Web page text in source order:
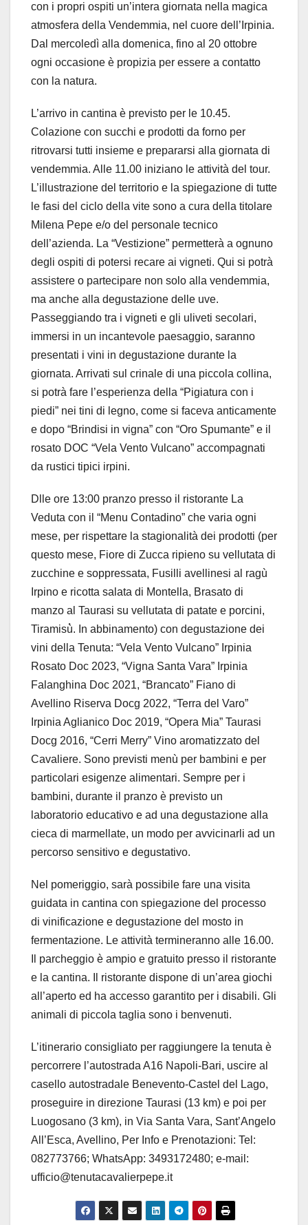
con i propri ospiti un’intera giornata nella magica
atmosfera della Vendemmia, nel cuore dell’Irpinia.
Dal mercoledì alla domenica, fino al 20 ottobre
ogni occasione è propizia per essere a contatto
con la natura.
L’arrivo in cantina è previsto per le 10.45.
Colazione con succhi e prodotti da forno per
ritrovarsi tutti insieme e prepararsi alla giornata di
vendemmia. Alle 11.00 iniziano le attività del tour.
L’illustrazione del territorio e la spiegazione di tutte
le fasi del ciclo della vite sono a cura della titolare
Milena Pepe e/o del personale tecnico
dell’azienda. La “Vestizione” permetterà a ognuno
degli ospiti di potersi recare ai vigneti. Qui si potrà
assistere o partecipare non solo alla vendemmia,
ma anche alla degustazione delle uve.
Passeggiando tra i vigneti e gli uliveti secolari,
immersi in un incantevole paesaggio, saranno
presentati i vini in degustazione durante la
giornata. Arrivati sul crinale di una piccola collina,
si potrà fare l’esperienza della “Pigiatura con i
piedi” nei tini di legno, come si faceva anticamente
e dopo “Brindisi in vigna” con “Oro Spumante” e il
rosato DOC “Vela Vento Vulcano” accompagnati
da rustici tipici irpini.
Dlle ore 13:00 pranzo presso il ristorante La
Veduta con il “Menu Contadino” che varia ogni
mese, per rispettare la stagionalità dei prodotti (per
questo mese, Fiore di Zucca ripieno su vellutata di
zucchine e soppressata, Fusilli avellinesi al ragù
Irpino e ricotta salata di Montella, Brasato di
manzo al Taurasi su vellutata di patate e porcini,
Tiramisù̀. In abbinamento) con degustazione dei
vini della Tenuta: “Vela Vento Vulcano” Irpinia
Rosato Doc 2023, “Vigna Santa Vara” Irpinia
Falanghina Doc 2021, “Brancato” Fiano di
Avellino Riserva Docg 2022, “Terra del Varo”
Irpinia Aglianico Doc 2019, “Opera Mia” Taurasi
Docg 2016, “Cerri Merry” Vino aromatizzato del
Cavaliere. Sono previsti menù per bambini e per
particolari esigenze alimentari. Sempre per i
bambini, durante il pranzo è previsto un
laboratorio educativo e ad una degustazione alla
cieca di marmellate, un modo per avvicinarli ad un
percorso sensitivo e degustativo.
Nel pomeriggio, sarà possibile fare una visita
guidata in cantina con spiegazione del processo
di vinificazione e degustazione del mosto in
fermentazione. Le attività termineranno alle 16.00.
Il parcheggio è ampio e gratuito presso il ristorante
e la cantina. Il ristorante dispone di un’area giochi
all’aperto ed ha accesso garantito per i disabili. Gli
animali di piccola taglia sono i benvenuti.
L’itinerario consigliato per raggiungere la tenuta è
percorrere l’autostrada A16 Napoli-Bari, uscire al
casello autostradale Benevento-Castel del Lago,
proseguire in direzione Taurasi (13 km) e poi per
Luogosano (3 km), in Via Santa Vara, Sant’Angelo
All’Esca, Avellino, Per Info e Prenotazioni: Tel:
082773766; WhatsApp: 3493172480; e-mail:
ufficio@tenutacavalierpepe.it